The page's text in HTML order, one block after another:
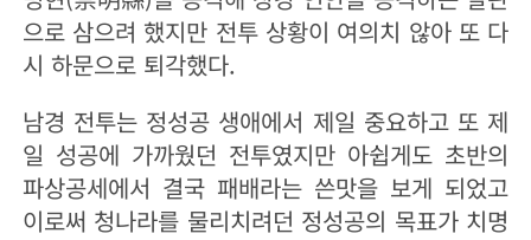
으로 삼으려 했지만 전투 상황이 여의치 않아 또 다
시 하문으로 퇴각했다.
남경 전투는 정성공 생애에서 제일 중요하고 또 제
일 성공에 가까웠던 전투였지만 아쉽게도 초반의
파상공세에서 결국 패배라는 쓴맛을 보게 되었고
이로써 청나라를 물리치려던 정성공의 목표가 치명